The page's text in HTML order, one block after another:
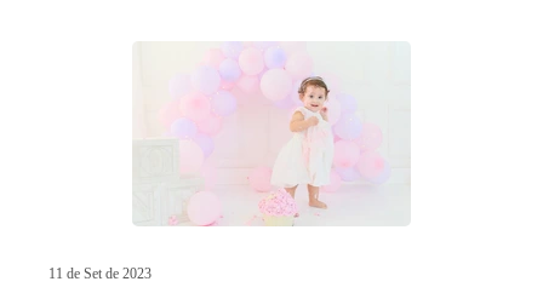
11 de Set de 2023